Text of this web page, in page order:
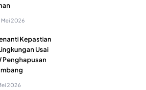
Mei 2026
Kepastian
Usai
Penghapusan
2026